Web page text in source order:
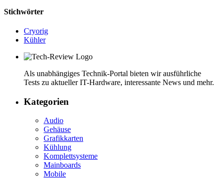
Stichwörter
Cryorig
Kühler
Als unabhängiges Technik-Portal bieten wir ausführliche
Tests zu aktueller IT-Hardware, interessante News und mehr.
Kategorien
Audio
Gehäuse
Grafikkarten
Kühlung
Komplettsysteme
Mainboards
Mobile